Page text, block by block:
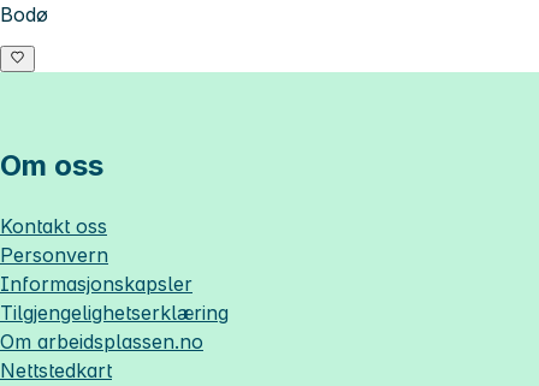
Bodø
Om oss
Kontakt oss
Personvern
Informasjonskapsler
Tilgjengelighetserklæring
Om arbeidsplassen.no
Nettstedkart